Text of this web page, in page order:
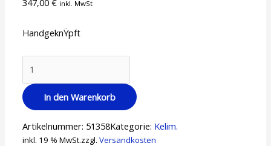
347,00€ inkl. MwSt
HandgeknŸpft
In den Warenkorb
Artikelnummer: 51358Kategorie: Kelim.
inkl. 19 % MwSt.zzgl.Versandkosten